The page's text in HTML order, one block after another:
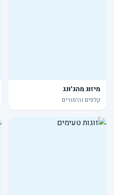
מיזוג מהג׳ונג
קלפים והימורים